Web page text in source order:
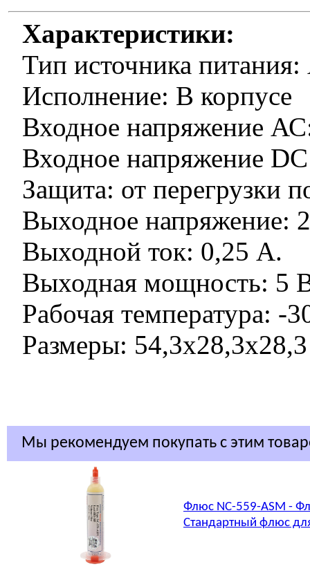
Характеристики:
Тип источника
Исполнение: В корпусе
Входное напряжение
Входное напряжение
Защита: от перегрузки
Выходное напряжение:
Выходной ток: 0,25 А.
Выходная мощность: 5
Рабочая температура: -
Размеры:
Мы рекомендуем покупать с этим
Флюс NC-559-ASM -
Стандартный флюс